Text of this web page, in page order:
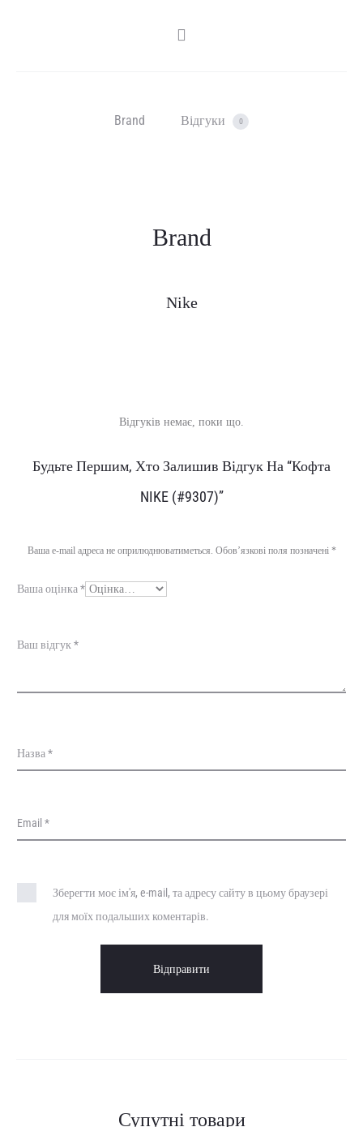
SHARE
Brand Відгуки 0
Brand
Nike
В
у
и
Відгуків немає, поки що.
Будьте Першим, Хто Залишив Відгук На “Кофта
NIKE (#9307)”
Ваша e-mail адреса не оприлюднюватиметься. Обов’язкові поля позначені *
Ваша оцінка*
Ваш відгук *
Назва*
Email *
Зберегти моє ім'я, e-mail, та адресу сайту в цьому браузері
для моїх подальших коментарів.
Супутні товари